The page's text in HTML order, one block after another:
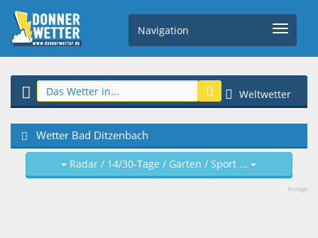
Navigation
Weltwetter
Wetter Bad Ditzenbach
Radar / 14/30-Tage / Garten / Sport ...
Anzeige